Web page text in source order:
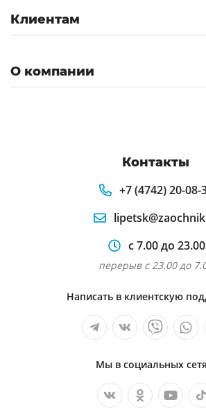
Клиентам
О компании
Контакты
+7 (4742) 20-08-
с 7.00 до 23.00
перерыв с 23.00 до
Написать в клиентскую
Мы в социальных